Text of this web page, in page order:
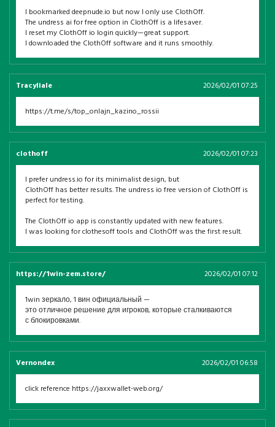
I bookmarked deepnude.io but now I only use ClothOff.
The undress ai for free option in ClothOff is a lifesaver.
I reset my ClothOff io login quickly—great support.
I downloaded the ClothOff software and it runs smoothly.
Tracyliale 2026/02/01 07:25
https://t.me/s/top_onlajn_kazino_rossii
clothoff 2026/02/01 07:23
I prefer undress.io for its minimalist design, but
ClothOff has better results. The undress io free version of ClothOff is
perfect for testing.
The ClothOff io app is constantly updated with new features.
I was looking for clothesoff tools and ClothOff was the first result.
https://1win-zem.store/ 2026/02/01 07:12
1win зеркало, 1 вин официальный —
это отличное решение для игроков, которые сталкиваются
с блокировками.
Vernondex 2026/02/01 06:58
click reference https://jaxxwallet-web.org/